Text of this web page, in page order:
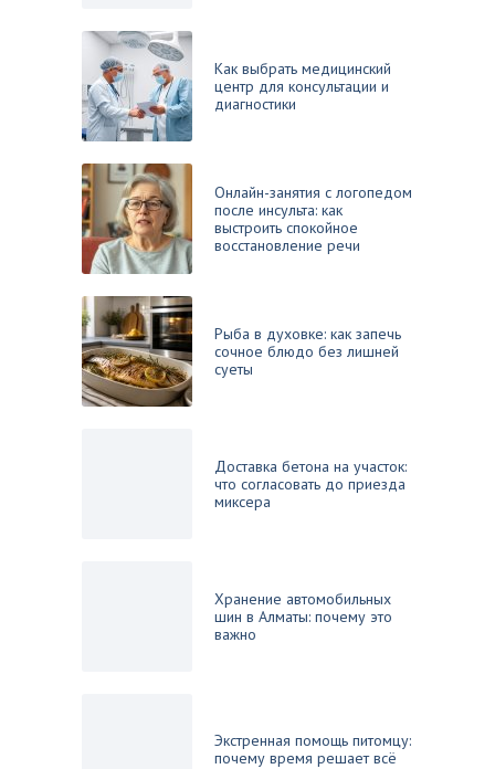
Как выбрать медицинский
центр для консультации и
диагностики
Онлайн-занятия с логопедом
после инсульта: как
выстроить спокойное
восстановление речи
Рыба в духовке: как запечь
сочное блюдо без лишней
суеты
Доставка бетона на участок:
что согласовать до приезда
миксера
Хранение автомобильных
шин в Алматы: почему это
важно
Экстренная помощь питомцу:
почему время решает всё